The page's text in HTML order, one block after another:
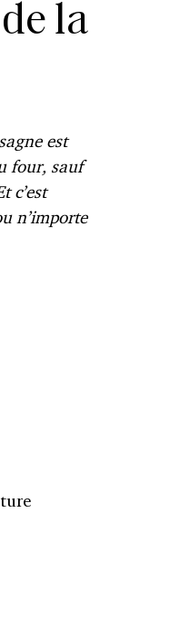
la
est
four, sauf
c’est
n’importe